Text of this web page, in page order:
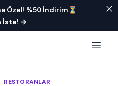
Özel! %50 İndirim⏳
İste! →
Open
RESTORANLAR